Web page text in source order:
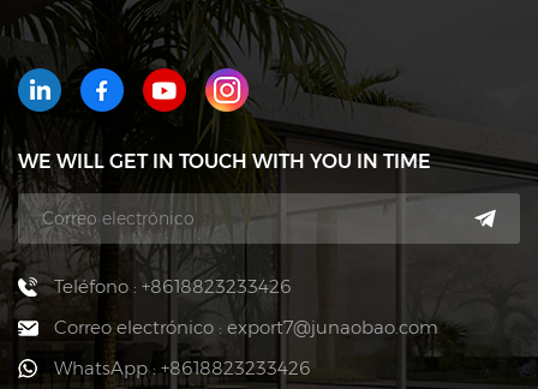
WE WILL GET IN TOUCH WITH YOU IN TIME
Teléfono : +8618823233426
Correo electrónico : export7@junaobao.com
WhatsApp : +8618823233426